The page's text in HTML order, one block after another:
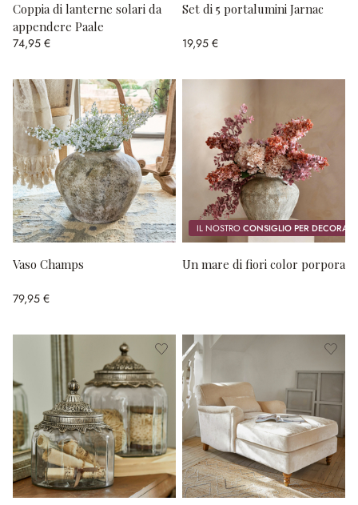
Coppia di lanterne solari da
appendere Paale
74,95 €
Set di 5 portalumini Jarnac
19,95 €
Vaso Champs
79,95 €
IL NOSTROCONSIGLIO PER DECORARE
Un mare di fiori color porpora